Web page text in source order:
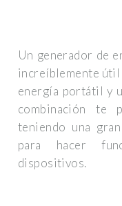
Un generador de
increíblemente útil
energía portátil y
combinación te
teniendo una
para hacer
dispositivos.